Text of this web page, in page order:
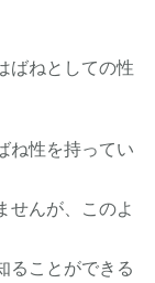
ばねとしての性
ね性を持ってい
せんが、このよ
ることができる